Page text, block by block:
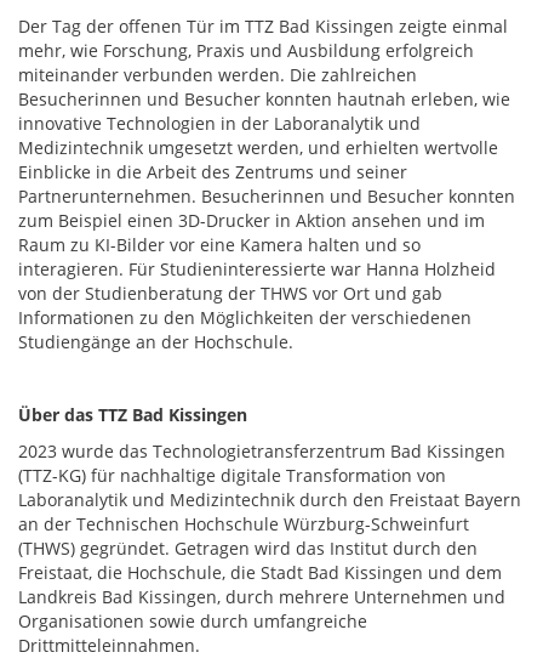
Der Tag der offenen Tür im TTZ Bad Kissingen zeigte einmal
mehr, wie Forschung, Praxis und Ausbildung erfolgreich
miteinander verbunden werden. Die zahlreichen
Besucherinnen und Besucher konnten hautnah erleben, wie
innovative Technologien in der Laboranalytik und
Medizintechnik umgesetzt werden, und erhielten wertvolle
Einblicke in die Arbeit des Zentrums und seiner
Partnerunternehmen. Besucherinnen und Besucher konnten
zum Beispiel einen 3D-Drucker in Aktion ansehen und im
Raum zu KI-Bilder vor eine Kamera halten und so
interagieren. Für Studieninteressierte war Hanna Holzheid
von der Studienberatung der THWS vor Ort und gab
Informationen zu den Möglichkeiten der verschiedenen
Studiengänge an der Hochschule.
Über das TTZ Bad Kissingen
2023 wurde das Technologietransferzentrum Bad Kissingen
(TTZ-KG) für nachhaltige digitale Transformation von
Laboranalytik und Medizintechnik durch den Freistaat Bayern
an der Technischen Hochschule Würzburg-Schweinfurt
(THWS) gegründet. Getragen wird das Institut durch den
Freistaat, die Hochschule, die Stadt Bad Kissingen und dem
Landkreis Bad Kissingen, durch mehrere Unternehmen und
Organisationen sowie durch umfangreiche
Drittmitteleinnahmen.